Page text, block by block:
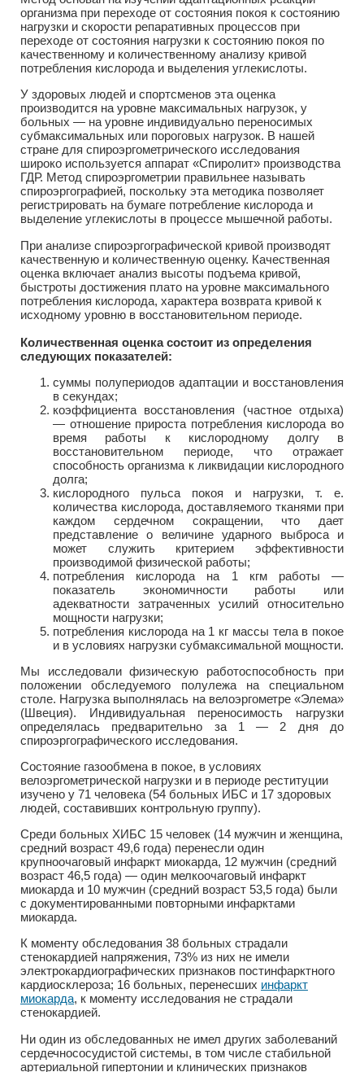
организма при переходе от состояния покоя к состоянию
нагрузки и скорости репаративных процессов при
переходе от состояния нагрузки к состоянию покоя по
качественному и количественному анализу кривой
потребления кислорода и выделения углекислоты.
У здоровых людей и спортсменов эта оценка
производится на уровне максимальных нагрузок, у
больных — на уровне индивидуально переносимых
субмаксимальных или пороговых нагрузок. В нашей
стране для спироэргометрического исследования
широко используется аппарат «Спиролит» производства
ГДР. Метод спироэргометрии правильнее называть
спироэргографией, поскольку эта методика позволяет
регистрировать на бумаге потребление кислорода и
выделение углекислоты в процессе мышечной работы.
При анализе спироэргографической кривой производят
качественную и количественную оценку. Качественная
оценка включает анализ высоты подъема кривой,
быстроты достижения плато на уровне максимального
потребления кислорода, характера возврата кривой к
исходному уровню в восстановительном периоде.
Количественная оценка состоит из определения
следующих показателей:
суммы полупериодов адаптации и восстановления
в секундах;
коэффициента восстановления (частное отдыха)
— отношение прироста потребления кислорода во
время работы к кислородному долгу в
восстановительном периоде, что отражает
способность организма к ликвидации кислородного
долга;
кислородного пульса покоя и нагрузки, т. е.
количества кислорода, доставляемого тканями при
каждом сердечном сокращении, что дает
представление о величине ударного выброса и
может служить критерием эффективности
производимой физической работы;
потребления кислорода на 1 кгм работы —
показатель экономичности работы или
адекватности затраченных усилий относительно
мощности нагрузки;
потребления кислорода на 1 кг массы тела в покое
и в условиях нагрузки субмаксимальной мощности.
Мы исследовали физическую работоспособность при
положении обследуемого полулежа на специальном
столе. Нагрузка выполнялась на велоэргометре «Элема»
(Швеция). Индивидуальная переносимость нагрузки
определялась предварительно за 1 — 2 дня до
спироэргографического исследования.
Состояние газообмена в покое, в условиях
велоэргометрической нагрузки и в периоде реституции
изучено у 71 человека (54 больных ИБС и 17 здоровых
людей, составивших контрольную группу).
Среди больных ХИБС 15 человек (14 мужчин и женщина,
средний возраст 49,6 года) перенесли один
крупноочаговый инфаркт миокарда, 12 мужчин (средний
возраст 46,5 года) — один мелкоочаговый инфаркт
миокарда и 10 мужчин (средний возраст 53,5 года) были
с документированными повторными инфарктами
миокарда.
К моменту обследования 38 больных страдали
стенокардией напряжения, 73% из них не имели
электрокардиографических признаков постинфарктного
кардиосклероза; 16 больных, перенесших инфаркт
миокарда, к моменту исследования не страдали
стенокардией.
Ни один из обследованных не имел других заболеваний
сердечнососудистой системы, в том числе стабильной
артериальной гипертонии и клинических признаков